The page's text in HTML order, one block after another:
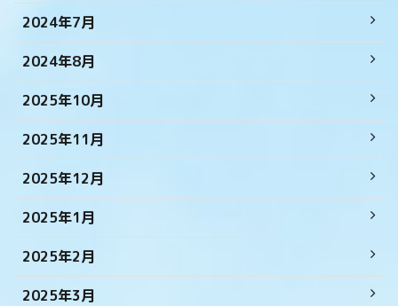
2024年7月
2024年8月
2025年10月
2025年11月
2025年12月
2025年1月
2025年2月
2025年3月